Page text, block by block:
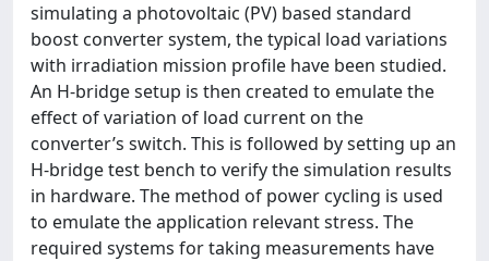
simulating a photovoltaic (PV) based standard
boost converter system, the typical load variations
with irradiation mission profile have been studied.
An H-bridge setup is then created to emulate the
effect of variation of load current on the
converter’s switch. This is followed by setting up an
H-bridge test bench to verify the simulation results
in hardware. The method of power cycling is used
to emulate the application relevant stress. The
required systems for taking measurements have